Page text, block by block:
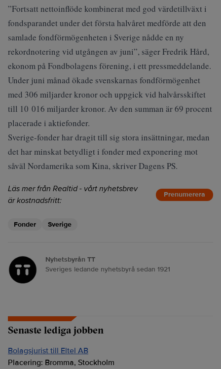
”Fortsatt nettoinflöde kombinerat med god värdetillväxt i
fondsparandet under det första halvåret medförde att den
samlade fondförmögenheten i Sverige nådde en ny
rekordnotering vid utgången av juni”, säger Fredrik Hård,
ekonom på Fondbolagens förening, i ett pressmeddelande.
Under juni månad ökade svenskarnas fondförmögenhet
med 306 miljarder kronor och uppgick vid halvårsskiftet
till 10 016 miljarder kronor. Av den summan är 69 procent
placerade i aktiefonder.
Sverige-fonder har dragit till sig stora insättningar, medan
det har minskat betydligt i fonder med exponering mot
såväl Nordamerika som Kina, skriverDagens PS.
Läs mer från Realtid - vårt nyhetsbrev
är kostnadsfritt:
Prenumerera
Fonder Sverige
Nyhetsbyrån TT
Sveriges ledande nyhetsbyrå sedan 1921
Senaste lediga jobben
Bolagsjurist till Eltel AB
Placering: Bromma, Stockholm